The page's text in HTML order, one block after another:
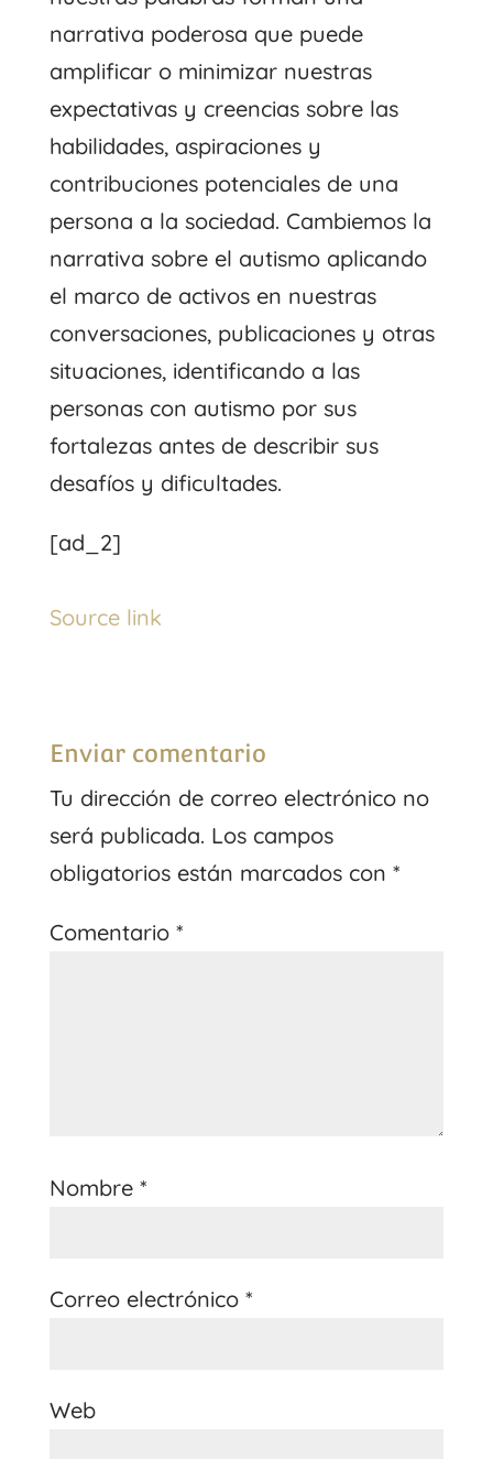
narrativa poderosa que puede
amplificar o minimizar nuestras
expectativas y creencias sobre las
habilidades, aspiraciones y
contribuciones potenciales de una
persona a la sociedad. Cambiemos la
narrativa sobre el autismo aplicando
el marco de activos en nuestras
conversaciones, publicaciones y otras
situaciones, identificando a las
personas con autismo por sus
fortalezas antes de describir sus
desafíos y dificultades.
[ad_2]
Source link
Enviar comentario
Tu dirección de correo electrónico no
será publicada. Los campos
obligatorios están marcados con *
Comentario *
Nombre *
Correo electrónico *
Web